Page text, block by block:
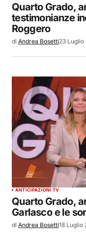
Quarto Grado,
testimonianze
Roggero
di Andrea Bosetti23 Luglio
ANTICIPAZIONI TV
Quarto Grado,
Garlasco e le
di Andrea Bosetti18 Luglio